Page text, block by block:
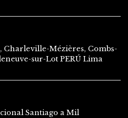
Charleville-Mézières, Combs-
sur-Lot PERÚ Lima
Santiago a Mil